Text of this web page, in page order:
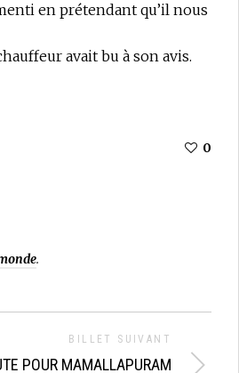
en prétendant qu’il nous
avait bu à son avis.
0
.
BILLET SUIVANT
POUR MAMALLAPURAM